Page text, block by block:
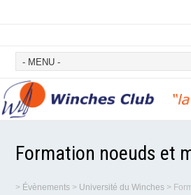
Formation noeuds et
> Évènements > Université du Winches >